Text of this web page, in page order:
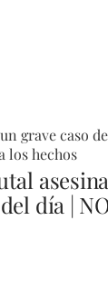
grave caso
los hechos
día |